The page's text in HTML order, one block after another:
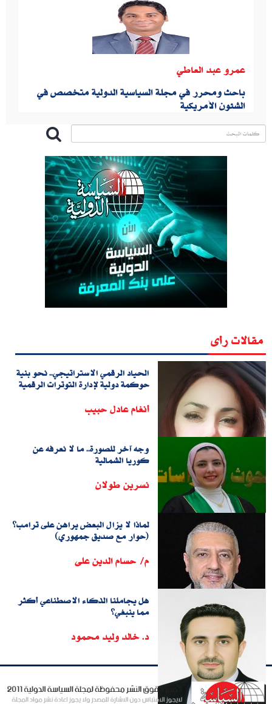
عمرو عبد العاطي
باحث ومحرر في مجلة السياسية الدولية متخصص في
الشئون الأمريكية
مقالات رأى
الحياد الرقمي الاستراتيجي.. نحو بنية
حوكمة دولية لإدارة التوترات الرقمية
أنغام عادل حبيب
وجه آخر للصورة.. ما لا نعرفه عن
كوريا الشمالية
نسرين طولان
لماذا لا يزال البعض يراهن على ترامب؟
(حوار مع صديق جمهوري)
م/ حسام الدين على
هل يجاملنا الذكاء الاصطناعي أكثر
مما ينبغي؟
د. خالد وليد محمود